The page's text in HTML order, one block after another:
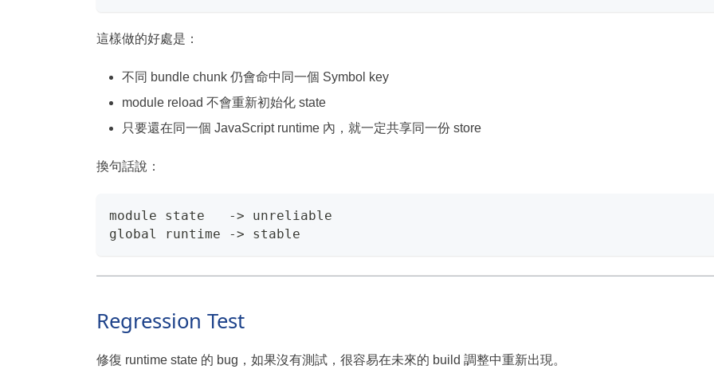
這樣做的好處是：
不同 bundle chunk 仍會命中同一個 Symbol key
module reload 不會重新初始化 state
只要還在同一個 JavaScript runtime 內，就一定共享同一份 store
換句話說：
module state   -> unreliable
global runtime -> stable
Regression Test
修復 runtime state 的 bug，如果沒有測試，很容易在未來的 build 調整中重新出現。